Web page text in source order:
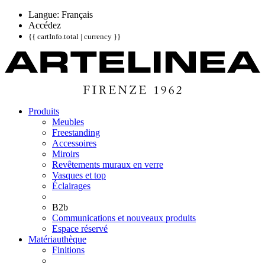
Langue: Français
Accédez
{{ cartInfo.total | currency }}
Produits
Meubles
Freestanding
Accessoires
Miroirs
Revêtements muraux en verre
Vasques et top
Éclairages
B2b
Communications et nouveaux produits
Espace réservé
Matériauthèque
Finitions